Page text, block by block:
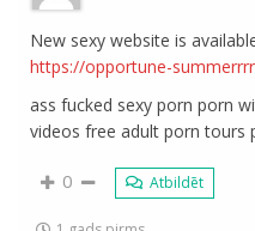
New sexy website is
https://opportune-
ass fucked sexy porn porn
videos free adult porn tours
0 Atbildēt